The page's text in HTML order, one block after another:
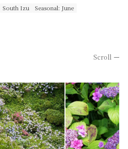
South Izu Seasonal: June
Scroll